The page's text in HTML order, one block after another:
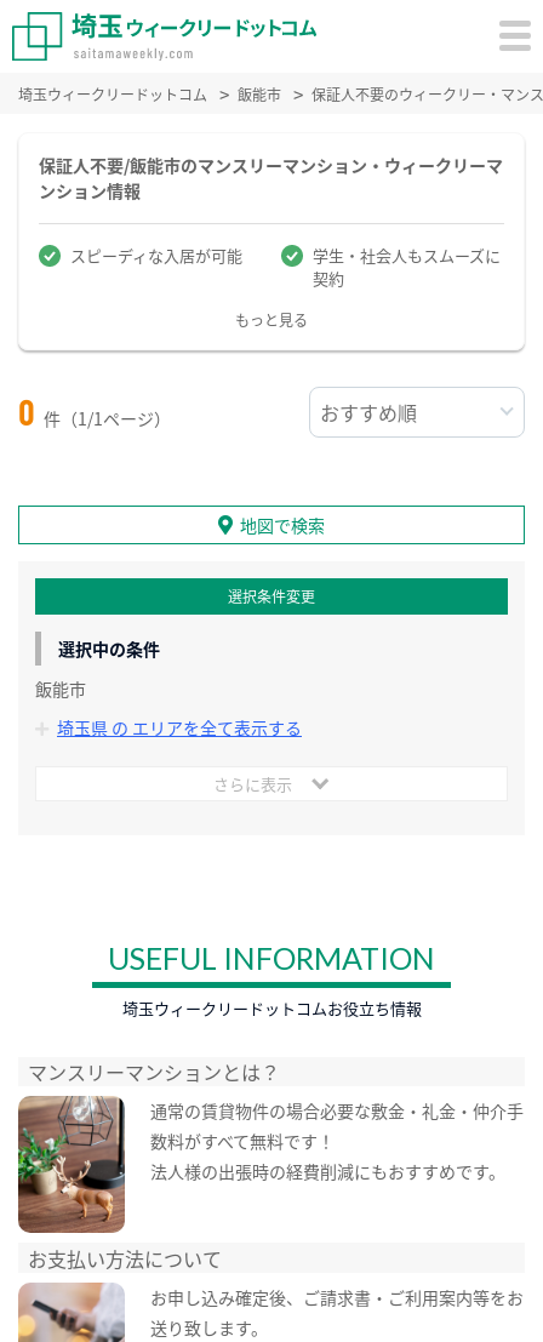
埼玉ウィークリードットコム 飯能市 保証人不要のウィークリー・マン
保証人不要/飯能市のマンスリーマンション・ウィークリーマ
ンション情報
スピーディな入居が可能
学生・社会人もスムーズに
契約
もっと見る
0 件（1/1ページ）
地図で検索
選択条件変更
選択中の条件
飯能市
埼玉県 の エリアを全て表示する
さらに表示
USEFUL INFORMATION
埼玉ウィークリードットコムお役立ち情報
マンスリーマンションとは？
通常の賃貸物件の場合必要な敷金・礼金・仲介手
数料がすべて無料です！
法人様の出張時の経費削減にもおすすめです。
お支払い方法について
お申し込み確定後、ご請求書・ご利用案内等をお
送り致します。